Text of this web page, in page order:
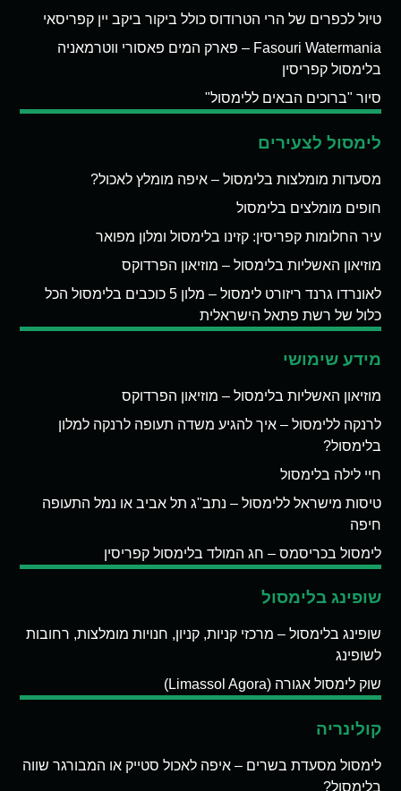
טיול לכפרים של הרי הטרודוס כולל ביקור ביקב יין קפריסאי
Fasouri Watermania – פארק המים פאסורי ווטרמאניה
בלימסול קפריסין
סיור "ברוכים הבאים ללימסול"
לימסול לצעירים
מסעדות מומלצות בלימסול – איפה מומלץ לאכול?
חופים מומלצים בלימסול
עיר החלומות קפריסין: קזינו בלימסול ומלון מפואר
מוזיאון האשליות בלימסול – מוזיאון הפרדוקס
לאונרדו גרנד ריזורט לימסול – מלון 5 כוכבים בלימסול הכל
כלול של רשת פתאל הישראלית
מידע שימושי
מוזיאון האשליות בלימסול – מוזיאון הפרדוקס
לרנקה ללימסול – איך להגיע משדה תעופה לרנקה למלון
בלימסול?
חיי לילה בלימסול
טיסות מישראל ללימסול – נתב"ג תל אביב או נמל התעופה
חיפה
לימסול בכריסמס – חג המולד בלימסול קפריסין
שופינג בלימסול
שופינג בלימסול – מרכזי קניות, קניון, חנויות מומלצות, רחובות
לשופינג
שוק לימסול אגורה (Limassol Agora)
קולינריה
לימסול מסעדת בשרים – איפה לאכול סטייק או המבורגר שווה
בלימסול?